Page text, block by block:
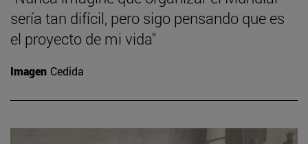
sería tan difícil, pero sigo pensando que es
el proyecto de mi vida"
Imagen Cedida